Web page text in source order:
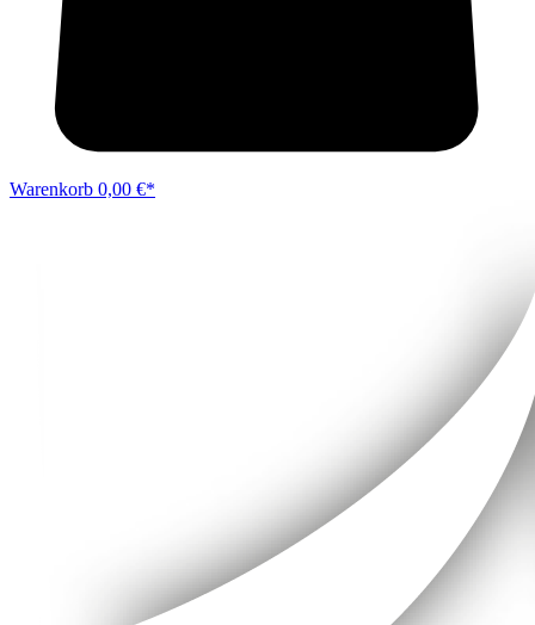
Warenkorb 0,00 €*